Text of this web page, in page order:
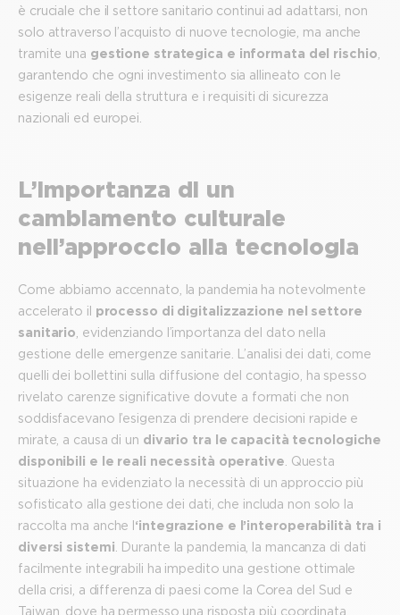
è cruciale che il settore sanitario continui ad adattarsi, non
solo attraverso l’acquisto di nuove tecnologie, ma anche
tramite una gestione strategica e informata del rischio,
garantendo che ogni investimento sia allineato con le
esigenze reali della struttura e i requisiti di sicurezza
nazionali ed europei.
L’importanza di un
cambiamento culturale
nell’approccio alla tecnologia
Come abbiamo accennato, la pandemia ha notevolmente
accelerato il processo di digitalizzazione nel settore
sanitario, evidenziando l’importanza del dato nella
gestione delle emergenze sanitarie. L’analisi dei dati, come
quelli dei bollettini sulla diffusione del contagio, ha spesso
rivelato carenze significative dovute a formati che non
soddisfacevano l’esigenza di prendere decisioni rapide e
mirate, a causa di un divario tra le capacità tecnologiche
disponibili e le reali necessità operative. Questa
situazione ha evidenziato la necessità di un approccio più
sofisticato alla gestione dei dati, che includa non solo la
raccolta ma anche l ‘integrazione e l’interoperabilità tra i
diversi sistemi. Durante la pandemia, la mancanza di dati
facilmente integrabili ha impedito una gestione ottimale
della crisi, a differenza di paesi come la Corea del Sud e
Taiwan, dove ha permesso una risposta più coordinata,